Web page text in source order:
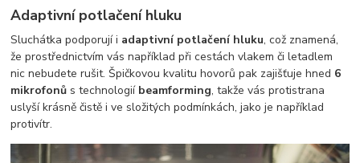
Adaptivní potlačení hluku
Sluchátka podporují i adaptivní potlačení hluku, což znamená,
že prostřednictvím vás například při cestách vlakem či letadlem
nic nebudete rušit. Špičkovou kvalitu hovorů pak zajišťuje hned 6
mikrofonů s technologií beamforming, takže vás protistrana
uslyší krásně čistě i ve složitých podmínkách, jako je například
protivítr.